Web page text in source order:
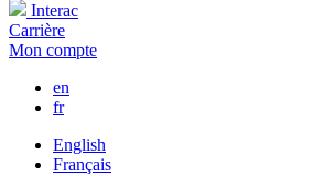
Interac
Carrière
Mon compte
en
fr
English
Français